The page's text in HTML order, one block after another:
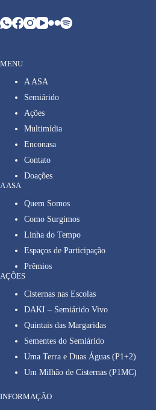
MENU
A ASA
Semiárido
Ações
Multimídia
Enconasa
Contato
Doações
A ASA
Quem Somos
Como Surgimos
Linha do Tempo
Espaços de Participação
Prêmios
AÇÕES
Cisternas nas Escolas
DAKI – Semiárido Vivo
Quintais das Margaridas
Sementes do Semiárido
Uma Terra e Duas Águas (P1+2)
Um Milhão de Cisternas (P1MC)
INFORMAÇÃO